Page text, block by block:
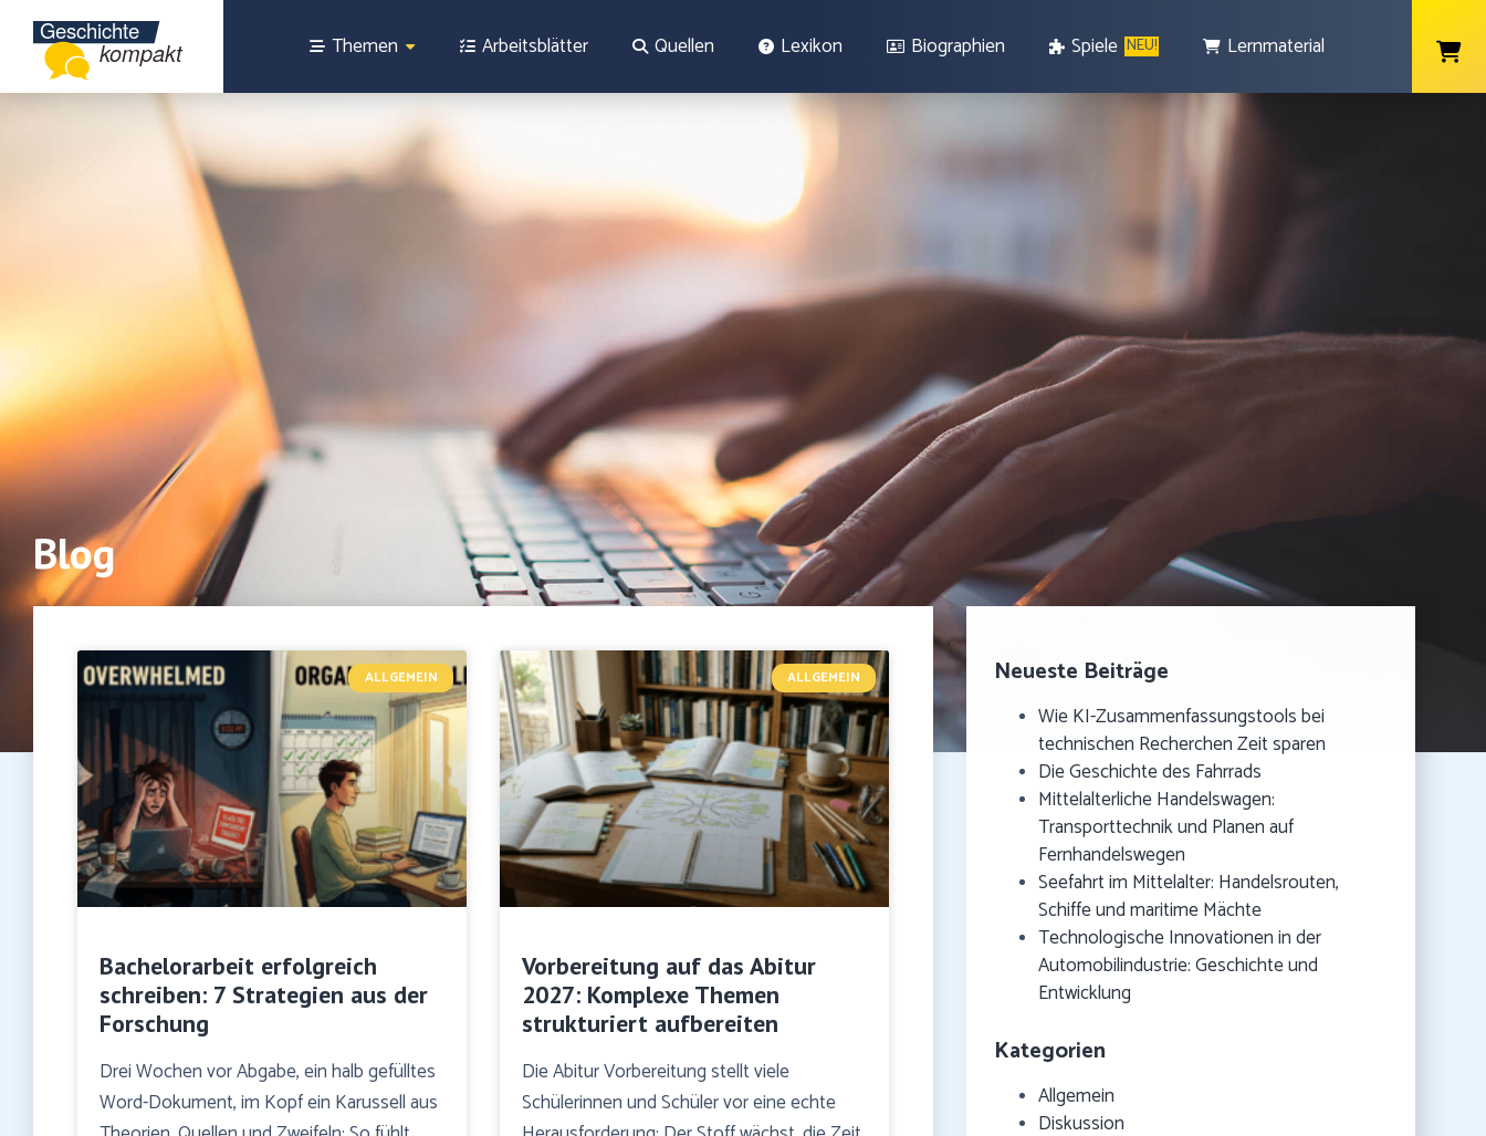
Themen Arbeitsblätter Quellen Lexikon Biographien Spiele NEU! Lernmaterial
Blog
ALLGEMEIN
Bachelorarbeit erfolgreich
schreiben: 7 Strategien aus der
Forschung
Drei Wochen vor Abgabe, ein halb gefülltes
Word-Dokument, im Kopf ein Karussell aus
ALLGEMEIN
Vorbereitung auf das Abitur
2027: Komplexe Themen
strukturiert aufbereiten
Die Abitur Vorbereitung stellt viele
Schülerinnen und Schüler vor eine echte
Neueste Beiträge
Wie KI-Zusammenfassungstools bei
technischen Recherchen Zeit sparen
Die Geschichte des Fahrrads
Mittelalterliche Handelswagen:
Transporttechnik und Planen auf
Fernhandelswegen
Seefahrt im Mittelalter: Handelsrouten,
Schiffe und maritime Mächte
Technologische Innovationen in der
Automobilindustrie: Geschichte und
Entwicklung
Kategorien
Allgemein
Diskussion